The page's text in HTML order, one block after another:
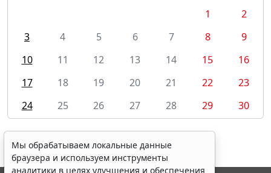
1
2
3
4 5 6 7 8
9
10
11 12 13 14 15
16
17
18 19 20 21 22
23
24
25 26 27 28 29 30
Мы обрабатываем локальные данные
браузера и используем инструменты
аналитики в целях улучшения и обеспечения